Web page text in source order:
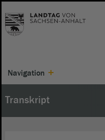
Navigation
Transkript